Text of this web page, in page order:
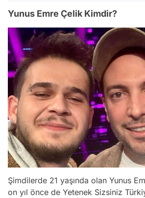
Yunus Emre Çelik Kimdir?
Şimdilerde 21 yaşında olan Yunus
on yıl önce de Yetenek Sizsiniz